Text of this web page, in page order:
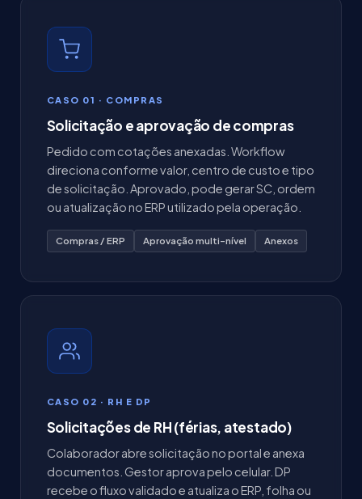
CASO 01 · COMPRAS
Solicitação e aprovação de compras
Pedido com cotações anexadas. Workflow
direciona conforme valor, centro de custo e tipo
de solicitação. Aprovado, pode gerar SC, ordem
ou atualização no ERP utilizado pela operação.
Compras / ERP Aprovação multi-nível Anexos
CASO 02 · RH E DP
Solicitações de RH (férias, atestado)
Colaborador abre solicitação no portal e anexa
documentos. Gestor aprova pelo celular. DP
recebe o fluxo validado e atualiza o ERP, folha ou